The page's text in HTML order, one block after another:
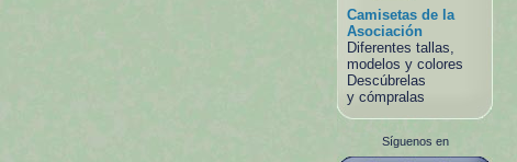
Camisetas de la
Asociación
Diferentes tallas,
modelos y colores
Descúbrelas
y cómpralas
Síguenos en